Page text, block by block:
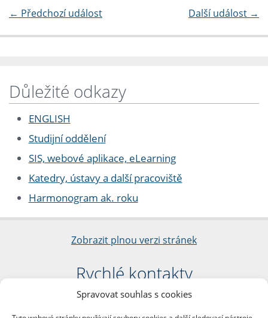
Spravovat souhlas s cookies
← Předchozí událost Další událost →
Důležité odkazy
ENGLISH
Studijní oddělení
SIS, webové aplikace, eLearning
Katedry, ústavy a další pracoviště
Harmonogram ak. roku
Zobrazit plnou verzi stránek
Rychlé kontakty
Filozofická fakulta